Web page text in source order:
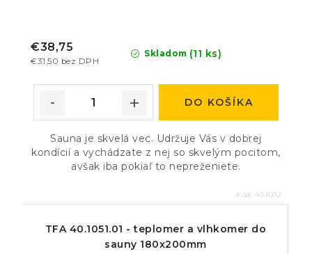
Skladom (11 ks)
€31,50 bez DPH
€38,75
DO KOŠÍKA
Sauna je skvelá vec. Udržuje Vás v dobrej
kondícií a vychádzate z nej so skvelým pocitom,
avšak iba pokiaľ to nepreženiete.
Kód: 40.1032
TFA 40.1051.01 - teplomer a vlhkomer do
sauny 180x200mm